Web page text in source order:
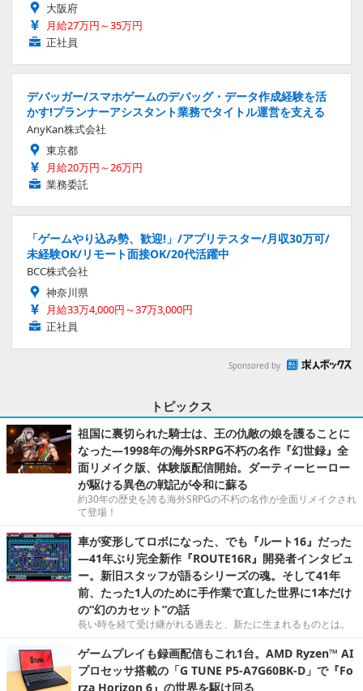
大阪府
月給27万円～35万円
正社員
デバッガー/スマホゲームのデバッグ・データ作成経験を活
かす!プランナーアシスタント業務でタイトル運営を支える
AnyKan株式会社
東京都
月給20万円～26万円
業務委託
「ゲームやり込み勢、歓迎!」/アプリテスター/月収30万可/
未経験OK/リモート面接OK/20代活躍中
BCC株式会社
神奈川県
月給33万4,000円～37万3,000円
正社員
Sponsored by
トピックス
祖国に裏切られた騎士は、王の仇敵の娘を護ることに
なった―1998年の海外SRPG不朽の名作『幻世録』全
面リメイク版、体験版配信開始。ダーティーヒーロー
が駆ける異色の戦記が令和に蘇る
約30年の歴史を誇る海外SRPGの不朽の名作が全面リメイクされ
て登場！
車が変形してロボになった、でも『ルート16』だった
―41年ぶり完全新作『ROUTE16R』開発者インタビュ
ー。新旧スタッフが語るシリーズの魂。そして41年
前、たった1人のために手作業で直した世界に1本だけ
の“幻のカセット”の話
長い時を経て受け継がれる過去と、新たに生まれるものとは。
ゲームプレイも録画配信もこれ1台。AMD Ryzen™ AI
プロセッサ搭載の「G TUNE P5-A7G60BK-D」で『Fo
rza Horizon 6』の世界を駆け回る